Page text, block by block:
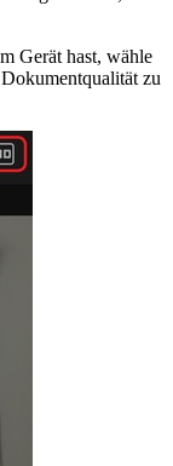
Gerät hast, wähle
zu